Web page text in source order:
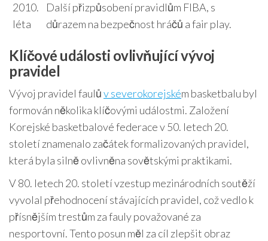
2010.
léta
Další přizpůsobení pravidlům FIBA, s
důrazem na bezpečnost hráčů a fair play.
Klíčové události ovlivňující vývoj
pravidel
Vývoj pravidel faulův severokorejském basketbalu byl
formován několika klíčovými událostmi. Založení
Korejské basketbalové federace v 50. letech 20.
století znamenalo začátek formalizovaných pravidel,
která byla silně ovlivněna sovětskými praktikami.
V 80. letech 20. století vzestup mezinárodních soutěží
vyvolal přehodnocení stávajících pravidel, což vedlo k
přísnějším trestům za fauly považované za
nesportovní. Tento posun měl za cíl zlepšit obraz